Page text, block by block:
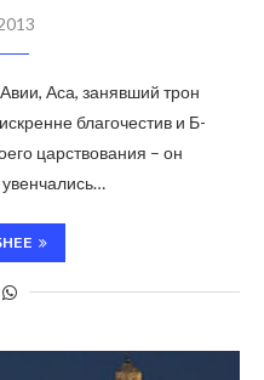
Аса, занявший трон
благочестив и Б-
царствования – он
увенчались…